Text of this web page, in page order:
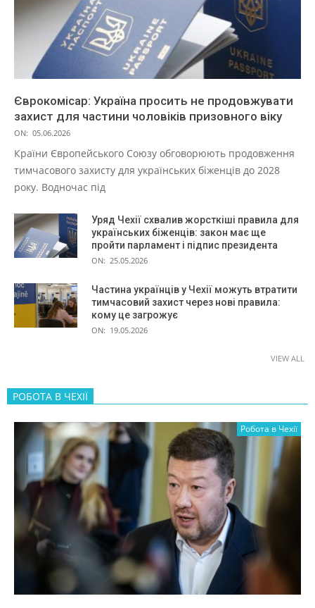
Єврокомісар: Україна просить не продовжувати
захист для частини чоловіків призовного віку
ON: 05.06.2026
Країни Європейського Союзу обговорюють продовження
тимчасового захисту для українських біженців до 2028
року. Водночас під
Уряд Чехії схвалив жорсткіші правила для
українських біженців: закон має ще
пройти парламент і підпис президента
ON: 25.05.2026
Частина українців у Чехії можуть втратити
тимчасовий захист через нові правила:
кому це загрожує
ON: 19.05.2026
VIEW ALL
РОБОТА В ЧЕХІЇ
Робота в Чехії